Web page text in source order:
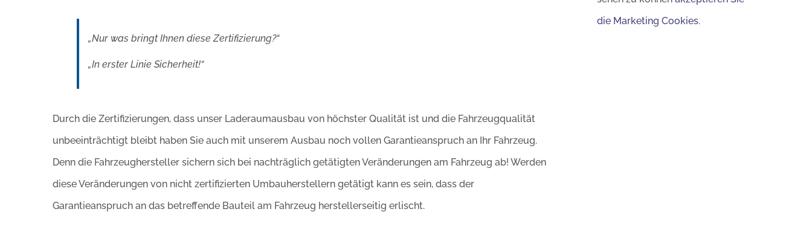
„Nur was bringt Ihnen diese Zertifizierung?“
„In erster Linie Sicherheit!“
Durch die Zertifizierungen, dass unser Laderaumausbau von höchster Qualität ist und die Fahrzeugqualität
unbeeinträchtigt bleibt haben Sie auch mit unserem Ausbau noch vollen Garantieanspruch an Ihr Fahrzeug.
Denn die Fahrzeughersteller sichern sich bei nachträglich getätigten Veränderungen am Fahrzeug ab! Werden
diese Veränderungen von nicht zertifizierten Umbauherstellern getätigt kann es sein, dass der
Garantieanspruch an das betreffende Bauteil am Fahrzeug herstellerseitig erlischt.
die Marketing Cookies.